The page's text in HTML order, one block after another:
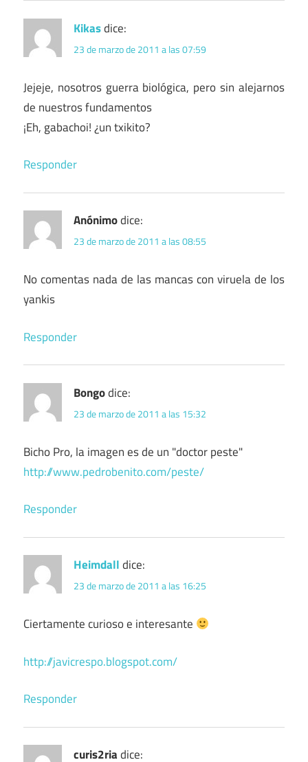
Kikasdice:
23 de marzo de 2011 a las 07:59
Jejeje, nosotros guerra biológica, pero sin alejarnos
de nuestros fundamentos
¡Eh, gabachoi! ¿un txikito?
Responder
Anónimodice:
23 de marzo de 2011 a las 08:55
No comentas nada de las mancas con viruela de los
yankis
Responder
Bongodice:
23 de marzo de 2011 a las 15:32
Bicho Pro, la imagen es de un "doctor peste"
http://www.pedrobenito.com/peste/
Responder
Heimdalldice:
23 de marzo de 2011 a las 16:25
Ciertamente curioso e interesante
http://javicrespo.blogspot.com/
Responder
curis2riadice: